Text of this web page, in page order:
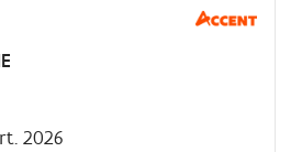
2026